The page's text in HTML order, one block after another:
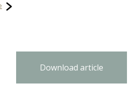
Download article